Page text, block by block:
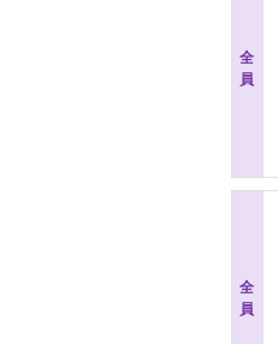
全
員
全
員